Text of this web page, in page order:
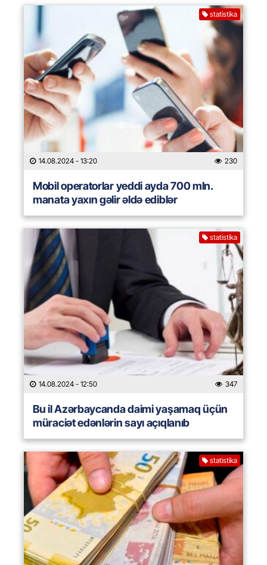
statistika
14.08.2024 - 13:20 230
Mobil operatorlar yeddi ayda 700 mln.
manata yaxın gəlir əldə ediblər
statistika
14.08.2024 - 12:50 347
Bu il Azərbaycanda daimi yaşamaq üçün
müraciət edənlərin sayı açıqlanıb
statistika